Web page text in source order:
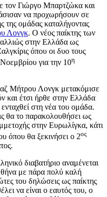
τον Γιώργο Μπαρτζώκα και
να προχωρήσουν σε
της ομάδας καταλήγοντας
Λονγκ. Ο νέος παίκτης των
στην Ελλάδα ως
όπου οι δυο τους
για την 10η
Μήτρου Λονγκ μετακόμισε
και έτσι ήρθε στην Ελλάδα
στη νέα του ομάδα.
θα το παρακολουθήσει ως
στην Ευρωλίγκα, κάτι
όπου θα ξεκινήσει ο 2ος
διαβατήριο αναμένεται
με πάρα πολύ καλή
του δηλώσεις ως παίκτης
να είναι ο εαυτός του, ο